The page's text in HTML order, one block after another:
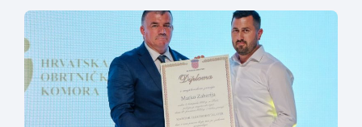
otvoren u petak, 23. listopada 2026. u
poslijepodnevnim, uz uvodno predavanje i pozdrav
domaćina. Tijekom subote, 24. listopada, održavat će se
predavanja, interaktivne radionice te okrugli stolovi na
aktualne teme. […]